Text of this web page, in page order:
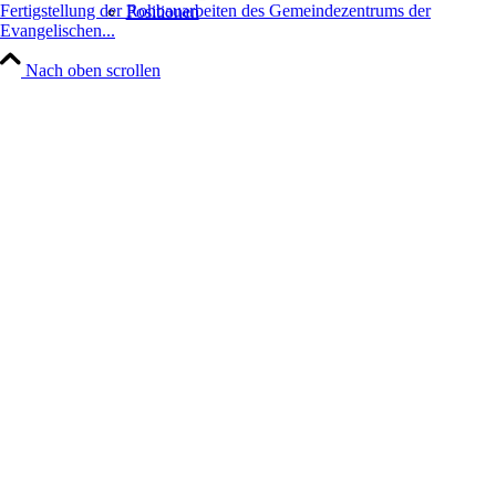
Positionen
Fertigstellung der Rohbauarbeiten des Gemeindezentrums der
Evangelischen...
Nach oben scrollen